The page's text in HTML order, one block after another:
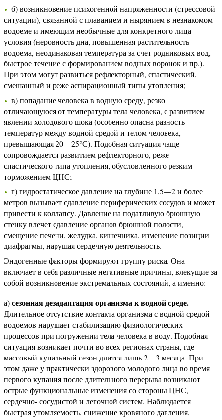
б) возникновение психогенной напряженности (стрессовой
ситуации), связанной с плаванием и нырянием в незнакомом
водоеме и имеющим необычные для конкретного лица
условия (неровность дна, повышенная растительность
водоема, неодинаковая температура за счет родниковых вод,
быстрое течение с формированием водных воронок и пр.).
При этом могут развиться рефлекторный, спастический,
смешанный и реже аспирационный типы утопления;
в) попадание человека в водную среду, резко
отличающуюся от температуры тела человека, с развитием
явлений холодового шока (особенно опасна разность
температур между водной средой и телом человека,
превышающая 20—25°С). Подобная ситуация чаще
сопровождается развитием рефлекторного, реже
спастического типа утопления, обусловленного резким
торможением ЦНС;
г) гидростатическое давление на глубине 1,5—2 и более
метров вызывает сдавление периферических сосудов и может
привести к коллапсу. Давление на податливую брюшную
стенку влечет сдавление органов брюшной полости,
смещение печени, желудка, кишечника, изменение позиции
диафрагмы, нарушая сердечную деятельность.
Эндогенные факторы формируют группу риска. Она
включает в себя различные негативные причины, влекущие за
собой возникновение экстремальных состояний, а именно:
а)сезонная дезадаптация организма к водной среде.
Длительное отсутствие контакта организма с водной средой
водоемов нарушает стабилизацию физиологических
процессов при погружении тела человека в воду. Подобная
ситуация возникает почти во всех регионах страны, где
массовый купальный сезон длится лишь 2—3 месяца. При
этом даже у практически здорового молодого лица во время
первого купания после длительного перерыва возникают
острые функциональные изменения со стороны ЦНС,
сердечно- сосудистой и легочной систем. Наблюдается
быстрая утомляемость, снижение кровяного давления,